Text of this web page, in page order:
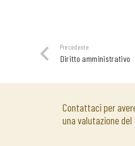
Precedente
Diritto amministrativo
Contattaci per
una valutazione